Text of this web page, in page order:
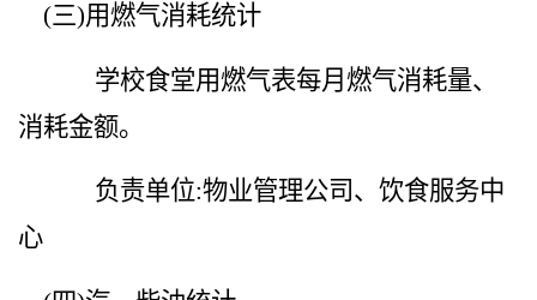
(三)用燃气消耗统计
学校食堂用燃气表每月燃气消耗量、
消耗金额。
负责单位:物业管理公司、饮食服务中
心